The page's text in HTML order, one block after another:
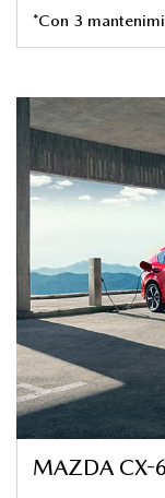
*Con 3
MAZDA CX-